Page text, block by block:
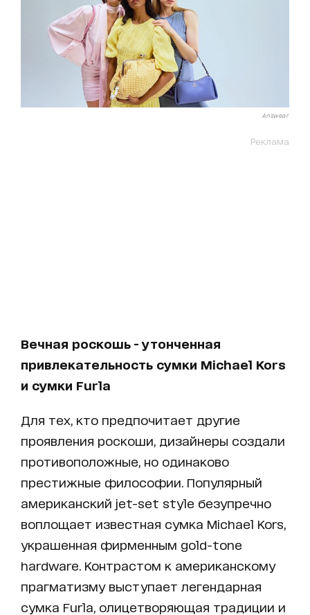
Answear
Реклама
Вечная роскошь - утонченная
привлекательность сумки Michael Kors
и сумки Furla
Для тех, кто предпочитает другие
проявления роскоши, дизайнеры создали
противоположные, но одинаково
престижные философии. Популярный
американский jet-set style безупречно
воплощает известная сумка Michael Kors,
украшенная фирменным gold-tone
hardware. Контрастом к американскому
прагматизму выступает легендарная
сумка Furla, олицетворяющая традиции и